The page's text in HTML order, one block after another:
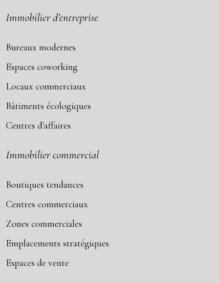
Immobilier d’entreprise
Bureaux modernes
Espaces coworking
Locaux commerciaux
Bâtiments écologiques
Centres d'affaires
Immobilier commercial
Boutiques tendances
Centres commerciaux
Zones commerciales
Emplacements stratégiques
Espaces de vente